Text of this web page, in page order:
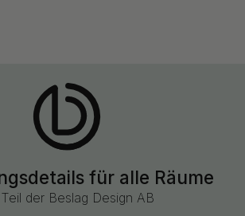
für alle Räume
Teil der Beslag Design AB